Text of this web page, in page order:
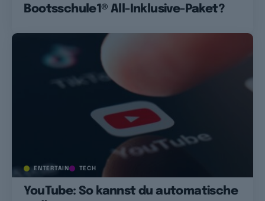
Bootsschule1® All-Inklusive-Paket?
ENTERTAIN TECH
YouTube: So kannst du automatische